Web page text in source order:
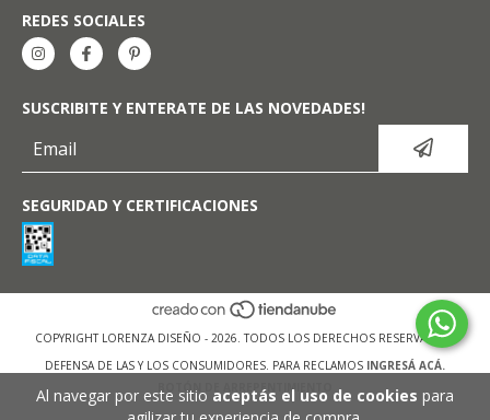
Al navegar por este sitio aceptás el uso de cookies para
REDES SOCIALES
SUSCRIBITE Y ENTERATE DE LAS NOVEDADES!
SEGURIDAD Y CERTIFICACIONES
COPYRIGHT LORENZA DISEÑO - 2026. TODOS LOS DERECHOS RESERVADOS.
DEFENSA DE LAS Y LOS CONSUMIDORES. PARA RECLAMOS INGRESÁ ACÁ.
BOTÓN DE ARREPENTIMIENTO